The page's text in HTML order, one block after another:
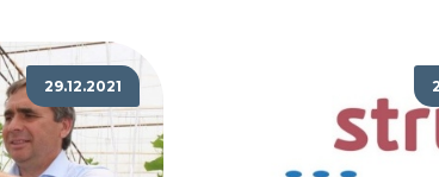
29.12.2021